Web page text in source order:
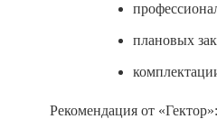
плановых
Рекомендация от